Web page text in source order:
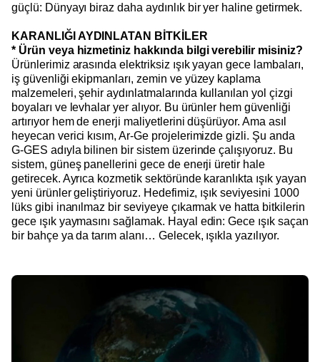
güçlü: Dünyayı biraz daha aydınlık bir yer haline getirmek.
KARANLIĞI AYDINLATAN BİTKİLER
* Ürün veya hizmetiniz hakkında bilgi verebilir misiniz?
Ürünlerimiz arasında elektriksiz ışık yayan gece lambaları,
iş güvenliği ekipmanları, zemin ve yüzey kaplama
malzemeleri, şehir aydınlatmalarında kullanılan yol çizgi
boyaları ve levhalar yer alıyor. Bu ürünler hem güvenliği
artırıyor hem de enerji maliyetlerini düşürüyor. Ama asıl
heyecan verici kısım, Ar-Ge projelerimizde gizli. Şu anda
G-GES adıyla bilinen bir sistem üzerinde çalışıyoruz. Bu
sistem, güneş panellerini gece de enerji üretir hale
getirecek. Ayrıca kozmetik sektöründe karanlıkta ışık yayan
yeni ürünler geliştiriyoruz. Hedefimiz, ışık seviyesini 1000
lüks gibi inanılmaz bir seviyeye çıkarmak ve hatta bitkilerin
gece ışık yaymasını sağlamak. Hayal edin: Gece ışık saçan
bir bahçe ya da tarım alanı… Gelecek, ışıkla yazılıyor.